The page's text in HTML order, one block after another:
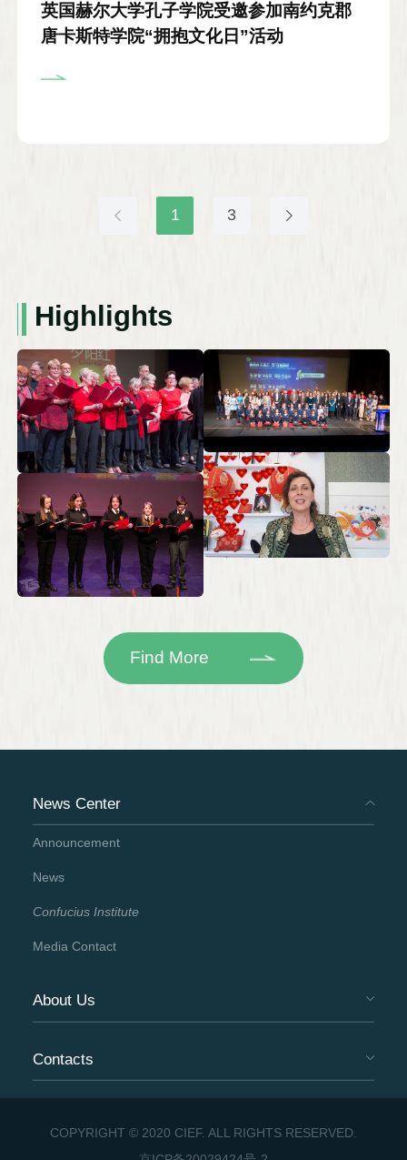
英国赫尔大学孔子学院受邀参加南约克郡
唐卡斯特学院“拥抱文化日”活动
1 3
Highlights
Find More
News Center
Announcement
News
Confucius Institute
Media Contact
About Us
Contacts
COPYRIGHT © 2020 CIEF. ALL RIGHTS RESERVED.